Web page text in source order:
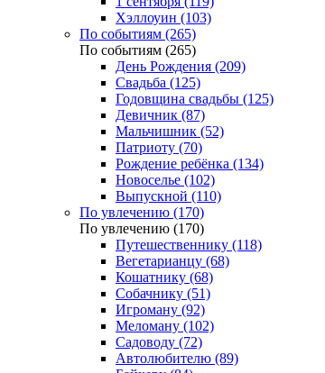
Хэллоуин (103)
По событиям (265)
По событиям (265)
День Рождения (209)
Свадьба (125)
Годовщина свадьбы (125)
Девичник (87)
Мальчишник (52)
Патриоту (70)
Рождение ребёнка (134)
Новоселье (102)
Выпускной (110)
По увлечению (170)
По увлечению (170)
Путешественнику (118)
Вегетарианцу (68)
Кошатнику (68)
Собачнику (51)
Игроману (92)
Меломану (102)
Садоводу (72)
Автолюбителю (89)